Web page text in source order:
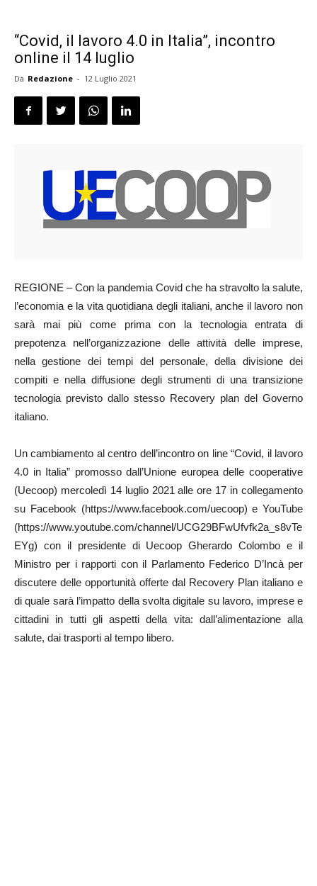
“Covid, il lavoro 4.0 in Italia”, incontro
online il 14 luglio
Da Redazione - 12 Luglio 2021
REGIONE – Con la pandemia Covid che ha stravolto la salute,
l’economia e la vita quotidiana degli italiani, anche il lavoro non
sarà mai più come prima con la tecnologia entrata di
prepotenza nell’organizzazione delle attività delle imprese,
nella gestione dei tempi del personale, della divisione dei
compiti e nella diffusione degli strumenti di una transizione
tecnologia previsto dallo stesso Recovery plan del Governo
italiano.
Un cambiamento al centro dell’incontro on line “Covid, il lavoro
4.0 in Italia” promosso dall’Unione europea delle cooperative
(Uecoop) mercoledì 14 luglio 2021 alle ore 17 in collegamento
su Facebook (https://www.facebook.com/uecoop) e YouTube
(https://www.youtube.com/channel/UCG29BFwUfvfk2a_s8vTe
EYg) con il presidente di Uecoop Gherardo Colombo e il
Ministro per i rapporti con il Parlamento Federico D’Incà per
discutere delle opportunità offerte dal Recovery Plan italiano e
di quale sarà l’impatto della svolta digitale su lavoro, imprese e
cittadini in tutti gli aspetti della vita: dall’alimentazione alla
salute, dai trasporti al tempo libero.